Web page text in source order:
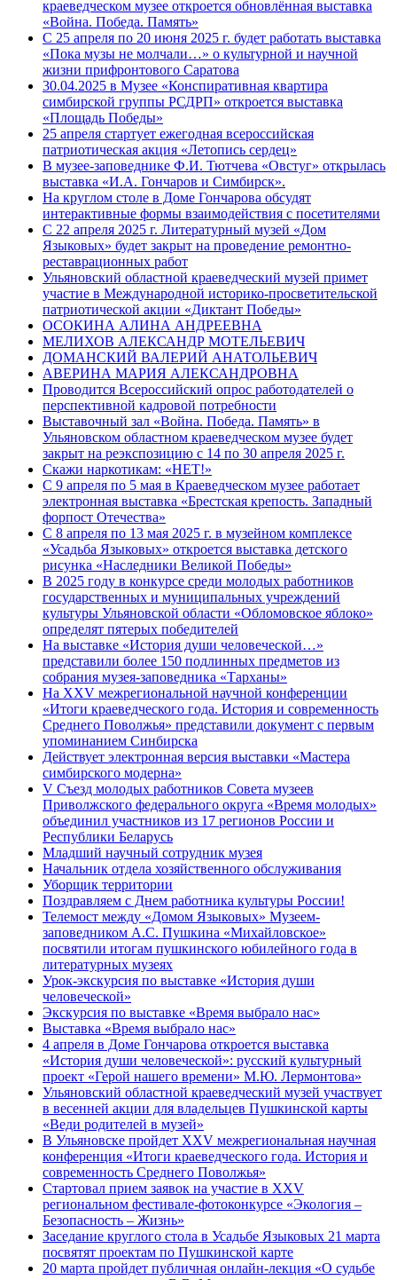
краеведческом музее откроется обновлённая выставка
«Война. Победа. Память»
С 25 апреля по 20 июня 2025 г. будет работать выставка
«Пока музы не молчали…» о культурной и научной
жизни прифронтового Саратова
30.04.2025 в Музее «Конспиративная квартира
симбирской группы РСДРП» откроется выставка
«Площадь Победы»
25 апреля стартует ежегодная всероссийская
патриотическая акция «Летопись сердец»
В музее-заповеднике Ф.И. Тютчева «Овстуг» открылась
выставка «И.А. Гончаров и Симбирск».
На круглом столе в Доме Гончарова обсудят
интерактивные формы взаимодействия с посетителями
С 22 апреля 2025 г. Литературный музей «Дом
Языковых» будет закрыт на проведение ремонтно-
реставрационных работ
Ульяновский областной краеведческий музей примет
участие в Международной историко-просветительской
патриотической акции «Диктант Победы»
ОСОКИНА АЛИНА АНДРЕЕВНА
МЕЛИХОВ АЛЕКСАНДР МОТЕЛЬЕВИЧ
ДОМАНСКИЙ ВАЛЕРИЙ АНАТОЛЬЕВИЧ
АВЕРИНА МАРИЯ АЛЕКСАНДРОВНА
Проводится Всероссийский опрос работодателей о
перспективной кадровой потребности
Выставочный зал «Война. Победа. Память» в
Ульяновском областном краеведческом музее будет
закрыт на реэкспозицию с 14 по 30 апреля 2025 г.
Скажи наркотикам: «НЕТ!»
С 9 апреля по 5 мая в Краеведческом музее работает
электронная выставка «Брестская крепость. Западный
форпост Отечества»
С 8 апреля по 13 мая 2025 г. в музейном комплексе
«Усадьба Языковых» откроется выставка детского
рисунка «Наследники Великой Победы»
В 2025 году в конкурсе среди молодых работников
государственных и муниципальных учреждений
культуры Ульяновской области «Обломовское яблоко»
определят пятерых победителей
На выставке «История души человеческой…»
представили более 150 подлинных предметов из
собрания музея-заповедника «Тарханы»
На XXV межрегиональной научной конференции
«Итоги краеведческого года. История и современность
Среднего Поволжья» представили документ с первым
упоминанием Синбирска
Действует электронная версия выставки «Мастера
симбирского модерна»
V Съезд молодых работников Совета музеев
Приволжского федерального округа «Время молодых»
объединил участников из 17 регионов России и
Республики Беларусь
Младший научный сотрудник музея
Начальник отдела хозяйственного обслуживания
Уборщик территории
Поздравляем с Днем работника культуры России!
Телемост между «Домом Языковых» Музеем-
заповедником А.С. Пушкина «Михайловское»
посвятили итогам пушкинского юбилейного года в
литературных музеях
Урок-экскурсия по выставке «История души
человеческой»
Экскурсия по выставке «Время выбрало нас»
Выставка «Время выбрало нас»
4 апреля в Доме Гончарова откроется выставка
«История души человеческой»: русский культурный
проект «Герой нашего времени» М.Ю. Лермонтова»
Ульяновский областной краеведческий музей участвует
в весенней акции для владельцев Пушкинской карты
«Веди родителей в музей»
В Ульяновске пройдет XXV межрегиональная научная
конференция «Итоги краеведческого года. История и
современность Среднего Поволжья»
Стартовал прием заявок на участие в XXV
региональном фестивале-фотоконкурсе «Экология –
Безопасность – Жизнь»
Заседание круглого стола в Усадьбе Языковых 21 марта
посвятят проектам по Пушкинской карте
20 марта пройдет публичная онлайн-лекция «О судьбе